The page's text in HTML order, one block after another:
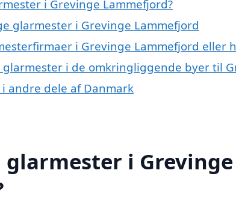
i Grevinge Lammefjord?
glarmester i Grevinge Lammefjord
i Grevinge Lammefjord eller
i de omkringliggende byer til
andre dele af Danmark
glarmester i